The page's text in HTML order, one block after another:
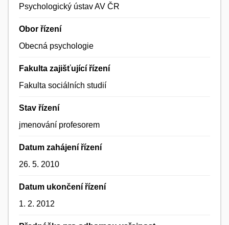
Psychologický ústav AV ČR
Obor řízení
Obecná psychologie
Fakulta zajišťující řízení
Fakulta sociálních studií
Stav řízení
jmenování profesorem
Datum zahájení řízení
26. 5. 2010
Datum ukončení řízení
1. 2. 2012